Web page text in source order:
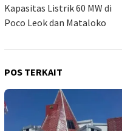
Kapasitas Listrik 60 MW di
Poco Leok dan Mataloko
POS TERKAIT